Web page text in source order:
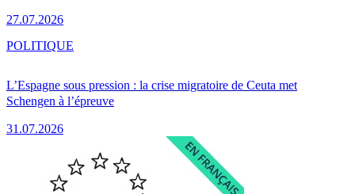
27.07.2026
L’Espagne sous pression : la crise migratoire de Ceuta met
Schengen à l’épreuve
31.07.2026
POLITIQUE